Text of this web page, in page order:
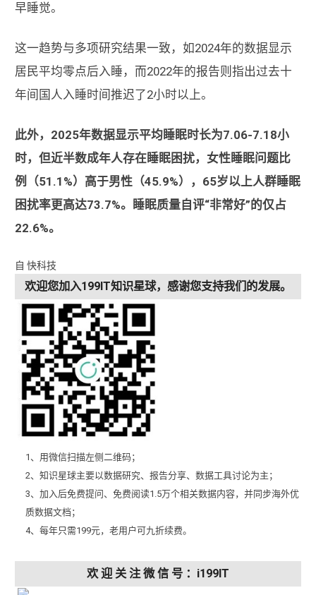
早睡觉。
这一趋势与多项研究结果一致，如2024年的数据显示
居民平均零点后入睡，而2022年的报告则指出过去十
年间国人入睡时间推迟了2小时以上。
此外，2025年数据显示平均睡眠时长为7.06-7.18小
时，但近半数成年人存在睡眠困扰，女性睡眠问题比
例（51.1%）高于男性（45.9%），65岁以上人群睡眠
困扰率更高达73.7%。睡眠质量自评“非常好”的仅占
22.6%。
自 快科技
欢迎您加入199IT知识星球，感谢您支持我们的发展。
1、用微信扫描左侧二维码；
2、知识星球主要以数据研究、报告分享、数据工具讨论为主；
3、加入后免费提问、免费阅读1.5万个相关数据内容，并同步海外优
质数据文档；
4、每年只需199元，老用户可九折续费。
欢 迎 关 注 微 信 号 ：i199IT